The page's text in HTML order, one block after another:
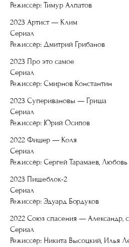
Режиссёр: Тимур Алпатов
2023 Артист — Клим
Сериал
Режиссёр: Дмитрий Грибанов
2023 Про это самое
Сериал
Режиссёр: Смирнов Константин
2023 Суперивановы — Гриша
Сериал
Режиссёр: Юрий Осипов
2022 Фишер — Коля
Сериал
Режиссёр: Сергей Тарамаев,
2023 Пищеблок-2
Сериал
Режиссёр: Эдуард Бордуков
2022 Союз спасения — Александр,
Сериал
Режиссёр: Никита Высоцкий, Илья